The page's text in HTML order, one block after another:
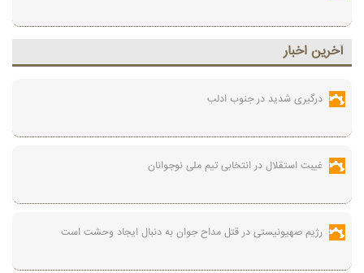
آخرين اخبار
درگیری شدید در جنوب ادلب
غیبت استقلال در انتخابی تیم ملی نوجوانان
رژیم صهیونیستی در قتل مداح جوان به دنبال ایجاد وحشت است